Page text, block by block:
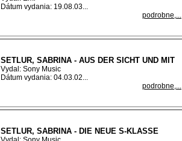
Dátum vydania: 19.08.03...
podrobne,...
SETLUR, SABRINA - AUS DER SICHT UND MIT
Vydal: Sony Music
Dátum vydania: 04.03.02...
podrobne,...
SETLUR, SABRINA - DIE NEUE S-KLASSE